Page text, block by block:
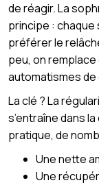
de réagir. La
principe : chaque
préférer le
peu, on
automatismes de
La clé ? La
s’entraîne dans
pratique, de
Une nette
Une